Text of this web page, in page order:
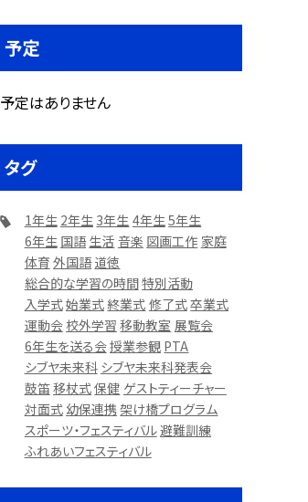
予定
予定はありません
タグ
1年生 2年生 3年生 4年生5年生
6年生 国語生活 音楽 図画工作 家庭
体育 外国語道徳
総合的な学習の時間特別活動
入学式始業式終業式 修了式卒業式
運動会 校外学習 移動教室 展覧会
6年生を送る会授業参観 PTA
シブヤ未来科 シブヤ未来科発表会
鼓笛移杖式保健 ゲストティーチャー
対面式 幼保連携 架け橋プログラム
スポーツ・フェスティバル避難訓練
ふれあいフェスティバル